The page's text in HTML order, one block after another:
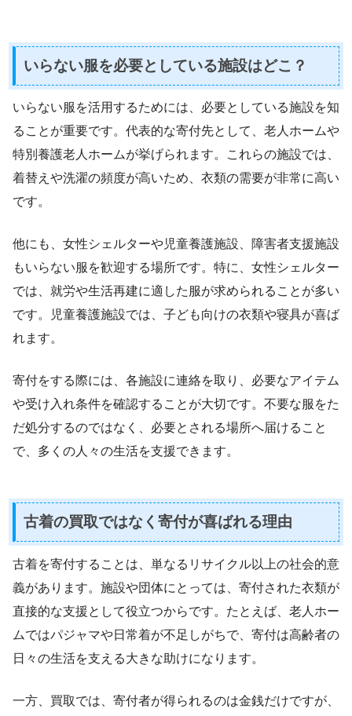
いらない服を必要としている施設はどこ？
いらない服を活用するためには、必要としている施設を知
ることが重要です。代表的な寄付先として、老人ホームや
特別養護老人ホームが挙げられます。これらの施設では、
着替えや洗濯の頻度が高いため、衣類の需要が非常に高い
です。
他にも、女性シェルターや児童養護施設、障害者支援施設
もいらない服を歓迎する場所です。特に、女性シェルター
では、就労や生活再建に適した服が求められることが多い
です。児童養護施設では、子ども向けの衣類や寝具が喜ば
れます。
寄付をする際には、各施設に連絡を取り、必要なアイテム
や受け入れ条件を確認することが大切です。不要な服をた
だ処分するのではなく、必要とされる場所へ届けること
で、多くの人々の生活を支援できます。
古着の買取ではなく寄付が喜ばれる理由
古着を寄付することは、単なるリサイクル以上の社会的意
義があります。施設や団体にとっては、寄付された衣類が
直接的な支援として役立つからです。たとえば、老人ホー
ムではパジャマや日常着が不足しがちで、寄付は高齢者の
日々の生活を支える大きな助けになります。
一方、買取では、寄付者が得られるのは金銭だけですが、